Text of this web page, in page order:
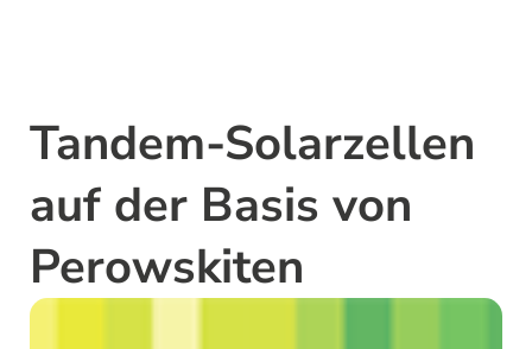
Tandem-Solarzellen
auf der Basis von
Perowskiten